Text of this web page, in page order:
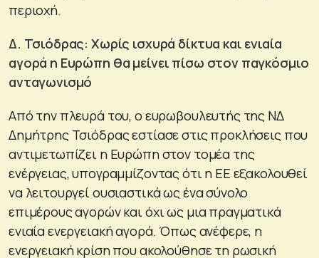
περιοχή.
Δ. Τσιόδρας: Χωρίς ισχυρά δίκτυα και ενιαία
αγορά η Ευρώπη θα μείνει πίσω στον παγκόσμιο
ανταγωνισμό
Από την πλευρά του, ο ευρωβουλευτής της ΝΔ
Δημήτρης Τσιόδρας εστίασε στις προκλήσεις που
αντιμετωπίζει η Ευρώπη στον τομέα της
ενέργειας, υπογραμμίζοντας ότι η ΕΕ εξακολουθεί
να λειτουργεί ουσιαστικά ως ένα σύνολο
επιμέρους αγορών και όχι ως μια πραγματικά
ενιαία ενεργειακή αγορά. Όπως ανέφερε, η
ενεργειακή κρίση που ακολούθησε τη ρωσική